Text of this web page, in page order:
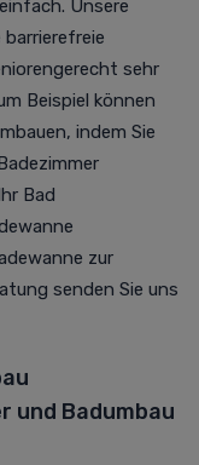
Unsere
sehr
Beispiel können
indem Sie
Bad
zur
senden Sie uns
und Badumbau